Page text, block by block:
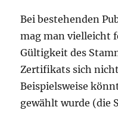
Bei bestehenden
mag man vielleicht
Gültigkeit des
Zertifikats sich
Beispielsweise
gewählt wurde (die